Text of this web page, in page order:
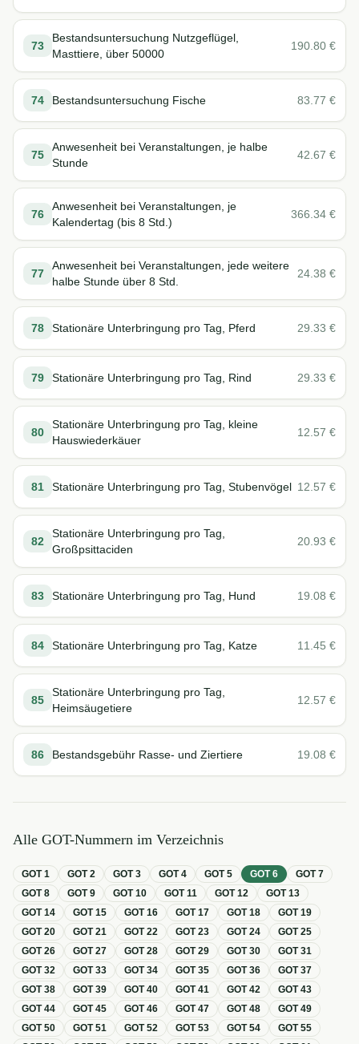
73
Bestandsuntersuchung Nutzgeflügel,
Masttiere, über 50000
190.80 €
74 Bestandsuntersuchung Fische 83.77 €
75
Anwesenheit bei Veranstaltungen, je halbe
Stunde
42.67 €
76
Anwesenheit bei Veranstaltungen, je
Kalendertag (bis 8 Std.)
366.34 €
77
Anwesenheit bei Veranstaltungen, jede weitere
halbe Stunde über 8 Std.
24.38 €
78 Stationäre Unterbringung pro Tag, Pferd 29.33 €
79 Stationäre Unterbringung pro Tag, Rind 29.33 €
80
Stationäre Unterbringung pro Tag, kleine
Hauswiederkäuer
12.57 €
81 Stationäre Unterbringung pro Tag, Stubenvögel 12.57 €
82
Stationäre Unterbringung pro Tag,
Großpsittaciden
20.93 €
83 Stationäre Unterbringung pro Tag, Hund 19.08 €
84 Stationäre Unterbringung pro Tag, Katze 11.45 €
85
Stationäre Unterbringung pro Tag,
Heimsäugetiere
12.57 €
86 Bestandsgebühr Rasse- und Ziertiere 19.08 €
Alle GOT-Nummern im Verzeichnis
GOT1 GOT2 GOT3 GOT4 GOT5 GOT6 GOT7
GOT8 GOT9 GOT10 GOT11 GOT12 GOT13
GOT14 GOT15 GOT16 GOT17 GOT18 GOT19
GOT20 GOT21 GOT22 GOT23 GOT24 GOT25
GOT26 GOT27 GOT28 GOT29 GOT30 GOT31
GOT32 GOT33 GOT34 GOT35 GOT36 GOT37
GOT38 GOT39 GOT40 GOT41 GOT42 GOT43
GOT44 GOT45 GOT46 GOT47 GOT48 GOT49
GOT50 GOT51 GOT52 GOT53 GOT54 GOT55